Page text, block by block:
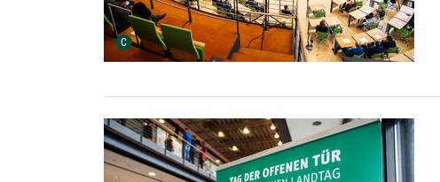
C Urheber der Grafik: